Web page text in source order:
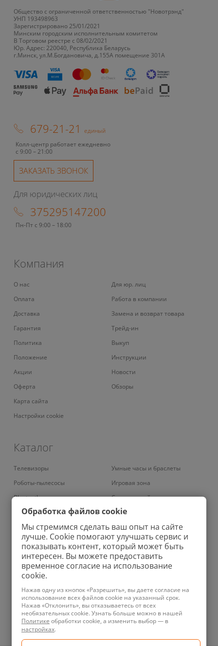
Общество с ограниченной ответственностью "Новотрэнд"
УНП 193498963
Зарегистрировано 25/01/2021
Минским городским исполнительным комитетом
В Торговом реестре с 08/02/2021
Юр. Адрес: 220040, Республика Беларусь
г.Минск, ул.М.Богдановича, д.155А помещение 301А
679-21-21
единый
Колл-центр работает ежедневно
с 9:00 – 21:00
ЗАКАЗАТЬ ЗВОНОК
Для юридических лиц
375295147200
Пн-Пт с 9:00 – 18:00
Компания
О нас
Оплата
Доставка
Гарантия
Политика
Положение
Акции
Оферта
Карта сайта
Настройки cookie
Для юр. лиц
Работа в компании
Замена и возврат товара
Трейд-ин
Выкуп
Инструкции
Новости
Обзоры
Каталог
Телевизоры
Роботы-пылесосы
Bluetooth наушники
Умные кондиционеры
Вертикальные пылесосы
Колонки
Проекторы
Роботы-мойщики окон
Планшеты
Телефоны
Техника для уборки
Умные часы и браслеты
Игровая зона
Смарт-устройства
Умный дом
Аудио
Зарядные устройства
Ноутбуки
Бритвы
Ирригаторы
Зубные щетки
Обработка файлов cookie
Мы стремимся сделать ваш опыт на сайте
лучше. Cookie помогают улучшать сервис и
показывать контент, который может быть
интересен. Вы можете предоставить
временное согласие на использование
cookie.
Нажав одну из кнопок «Разрешить», вы даете согласие на
использование всех файлов cookie на указанный срок.
Нажав «Отклонить», вы отказываетесь от всех
необязательных cookie. Узнать больше можно в нашей
Политике обработки cookie, а изменить выбор — в
настройках.